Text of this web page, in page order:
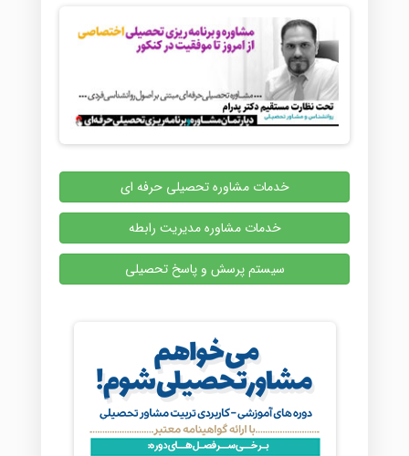
خدمات مشاوره تحصیلی حرفه ای
خدمات مشاوره مدیریت رابطه
سیستم پرسش و پاسخ تحصیلی